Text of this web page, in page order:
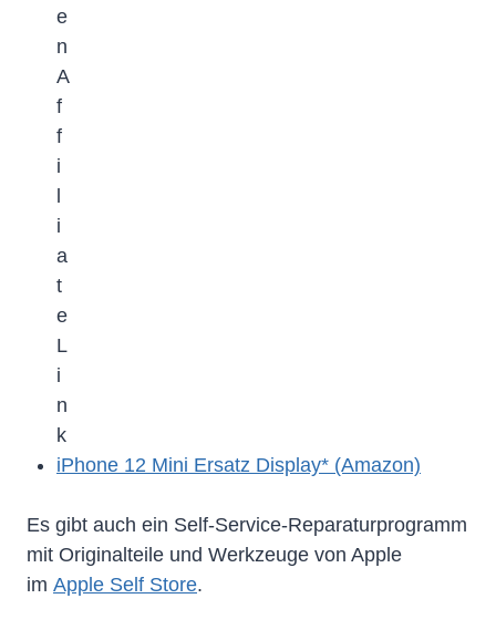
iPhone 12 Mini Ersatz Display* (Amazon)
Es gibt auch ein Self-Service-Reparaturprogramm
mit Originalteile und Werkzeuge von Apple
im Apple Self Store.